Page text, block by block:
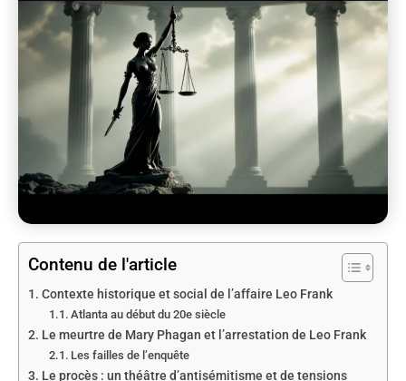
Contenu de l'article
Contexte historique et social de l’affaire Leo Frank
Atlanta au début du 20e siècle
Le meurtre de Mary Phagan et l’arrestation de Leo Frank
Les failles de l’enquête
Le procès : un théâtre d’antisémitisme et de tensions